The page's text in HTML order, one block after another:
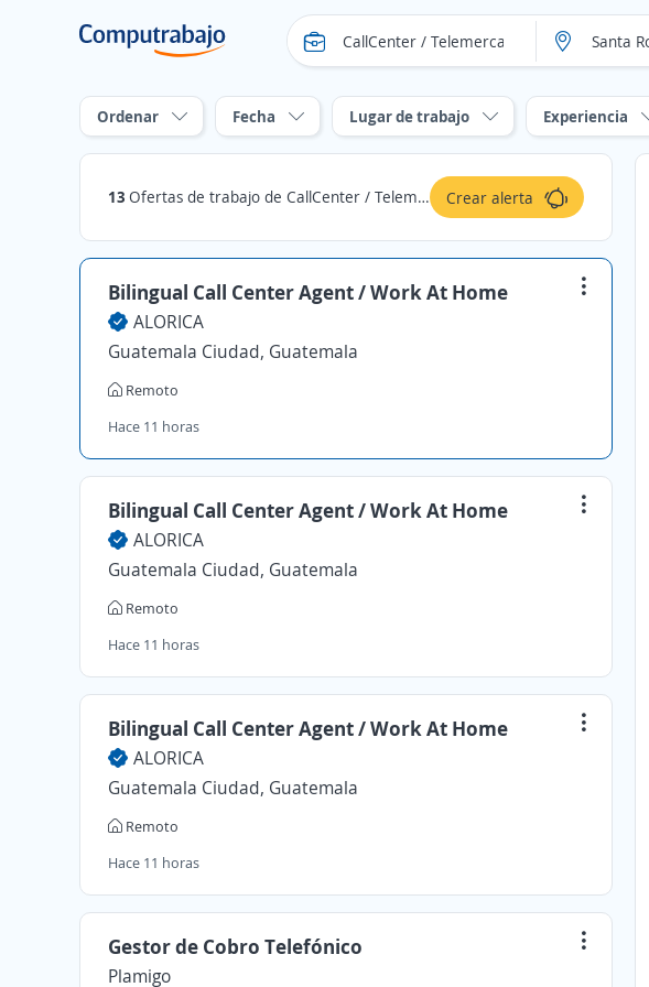
Ordenar Fecha Lugar de trabajo Experiencia
13 Ofertas de trabajo de CallCenter / Telemercadeo en Santa Rosa Crear alerta
Bilingual Call Center Agent / Work At Home
ALORICA
Guatemala Ciudad, Guatemala
Remoto
Hace 11 horas
Bilingual Call Center Agent / Work At Home
ALORICA
Guatemala Ciudad, Guatemala
Remoto
Hace 11 horas
Bilingual Call Center Agent / Work At Home
ALORICA
Guatemala Ciudad, Guatemala
Remoto
Hace 11 horas
Gestor de Cobro Telefónico
Plamigo